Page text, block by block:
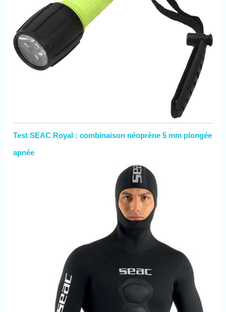
Test SEAC Royal : combinaison néoprène 5 mm plongée
apnée